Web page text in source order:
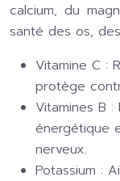
calcium, du
santé des os,
Vitamine C :
protège
Vitamines B
énergétique
nerveux.
Potassium :